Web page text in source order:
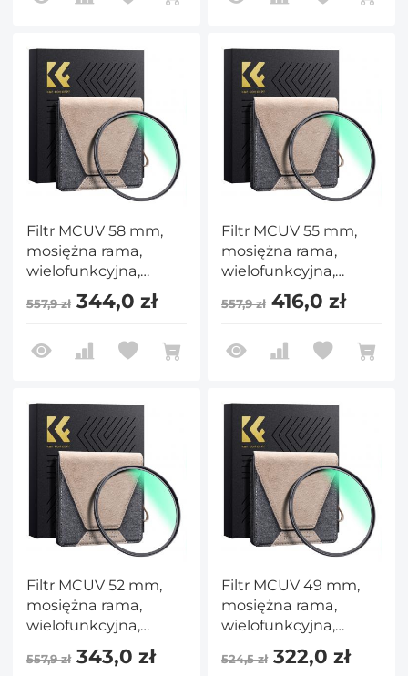
Filtr MCUV 58 mm,
mosiężna rama,
wielofunkcyjna,
ultracienka mosiężna
rama HD, 36-
folia antyrefleksyjna,
557,9 zł344,0 zł
Filtr MCUV 55 mm,
mosiężna rama,
wielofunkcyjna,
ultracienka mosiężna
rama HD, 36-
folia antyrefleksyjna,
557,9 zł416,0 zł
Filtr MCUV 52 mm,
mosiężna rama,
wielofunkcyjna,
ultracienka mosiężna
rama HD, 36-
557,9 zł343,0 zł
Filtr MCUV 49 mm,
mosiężna rama,
wielofunkcyjna,
ultracienka mosiężna
rama HD, 36-
524,5 zł322,0 zł